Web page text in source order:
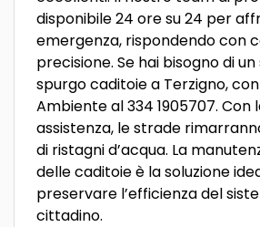
disponibile 24 ore su 24 per
emergenza, rispondendo con
precisione. Se hai bisogno di un
spurgo caditoie a Terzigno,
Ambiente al 334 1905707. Con
assistenza, le strade
di ristagni d’acqua. La
delle caditoie è la soluzione
preservare l’efficienza del
cittadino.